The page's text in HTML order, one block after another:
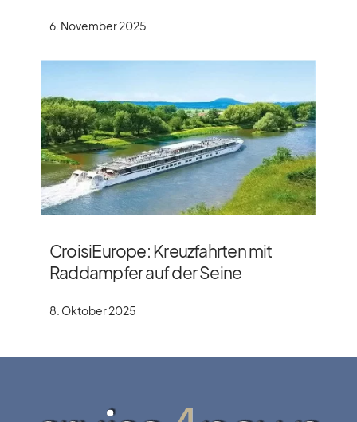
6. November 2025
CroisiEurope: Kreuzfahrten mit
Raddampfer auf der Seine
8. Oktober 2025